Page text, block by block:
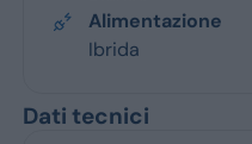
Alimentazione
Ibrida
Dati tecnici